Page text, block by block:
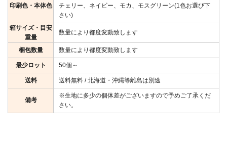
印刷色・本体色
チェリー、ネイビー、モカ、モスグリーン(1色お選び下
さい)
箱サイズ・目安
重量
数量により都度変動致します
梱包数量 数量により都度変動致します
最少ロット 50個～
送料 送料無料 / 北海道・沖縄等離島は別途
備考
※生地に多少の個体差がございますので予めご了承くだ
さい。